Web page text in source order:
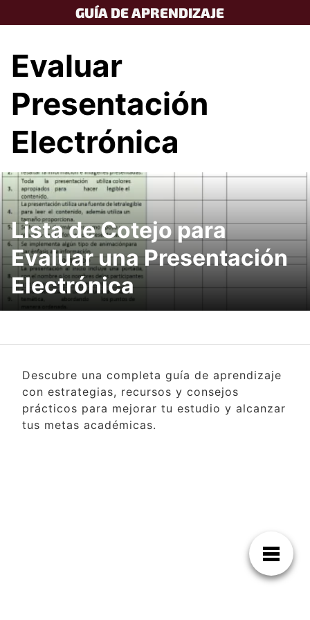
to
GUÍA DE APRENDIZAJE
Evaluar
Presentación
Electrónica
Lista de Cotejo para
Evaluar una Presentación
Electrónica
Descubre una completa guía de aprendizaje
con estrategias, recursos y consejos
prácticos para mejorar tu estudio y alcanzar
tus metas académicas.